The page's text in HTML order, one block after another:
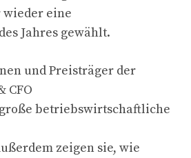
wieder eine
Jahres gewählt.
und Preisträger der
CFO
betriebswirtschaftliche
zeigen sie, wie